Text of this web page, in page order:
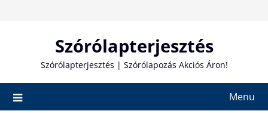
Szórólapterjesztés
Szórólapterjesztés | Szórólapozás Akciós Áron!
Menu